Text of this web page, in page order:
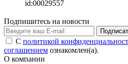
id:00029557
Подпишитесь на новости
С политикой
соглашением ознакомлен(а).
О компании